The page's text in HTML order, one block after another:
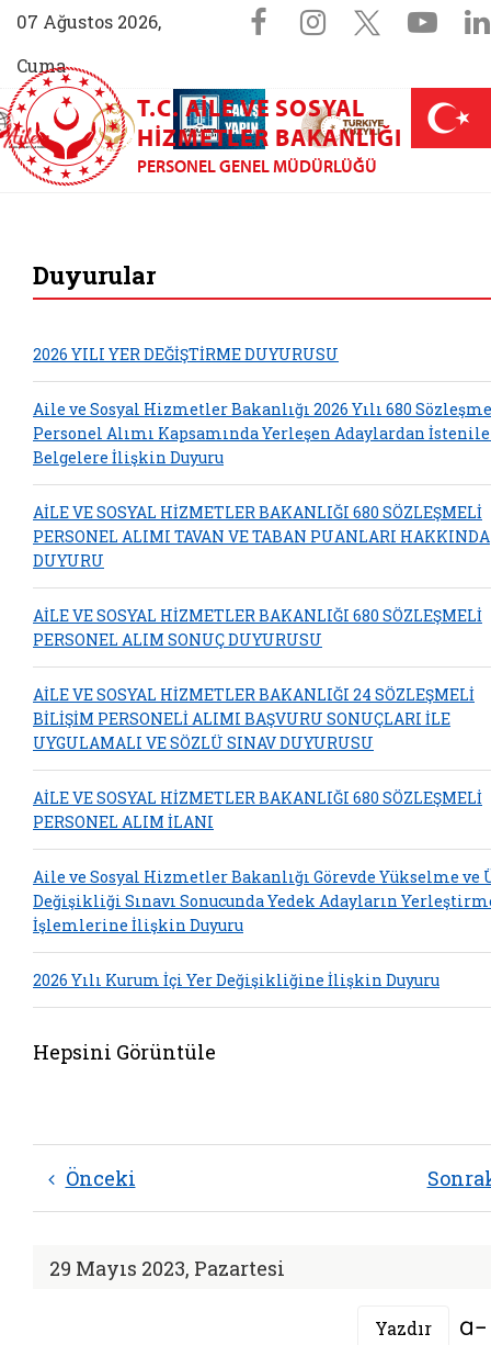
07 Ağustos 2026,
Cuma
Sosyal
Facebook
Instagram
X
Aile (yeni sekmede açılır)
AİLEM İletişim Merkezi (yeni sekmede açılır)
Aile ve Nüfus On Yılı (yeni sekmede açılır)
Darülaceze bağış sayfası (yeni
T.C. AILE VE SOSYAL
HIZMETLER BAKANLIĞI
PERSONEL GENEL MÜDÜRLÜĞÜ
Duyurular
2026 YILI YER DEĞİŞTİRME DUYURUSU
Aile ve Sosyal Hizmetler Bakanlığı 2026 Yılı 680
Personel Alımı Kapsamında Yerleşen Adaylardan
Belgelere İlişkin Duyuru
AİLE VE SOSYAL HİZMETLER BAKANLIĞI 680 SÖZLEŞMELİ
PERSONEL ALIMI TAVAN VE TABAN PUANLARI HAKKINDA
DUYURU
AİLE VE SOSYAL HİZMETLER BAKANLIĞI 680 SÖZLEŞMELİ
PERSONEL ALIM SONUÇ DUYURUSU
AİLE VE SOSYAL HİZMETLER BAKANLIĞI 24 SÖZLEŞMELİ
BİLİŞİM PERSONELİ ALIMI BAŞVURU SONUÇLARI İLE
UYGULAMALI VE SÖZLÜ SINAV DUYURUSU
AİLE VE SOSYAL HİZMETLER BAKANLIĞI 680 SÖZLEŞMELİ
PERSONEL ALIM İLANI
Aile ve Sosyal Hizmetler Bakanlığı Görevde Yükselme ve
Değişikliği Sınavı Sonucunda Yedek Adayların
İşlemlerine İlişkin Duyuru
2026 Yılı Kurum İçi Yer Değişikliğine İlişkin Duyuru
Hepsini Görüntüle
Önceki
29 Mayıs 2023, Pazartesi
Yazdır